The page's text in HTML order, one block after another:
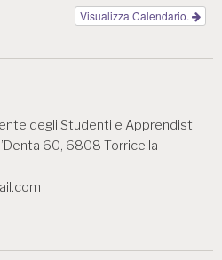
Visualizza Calendario.
degli Studenti e Apprendisti
60, 6808 Torricella